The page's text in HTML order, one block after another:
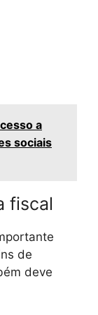
a
sociais
fiscal
de
deve